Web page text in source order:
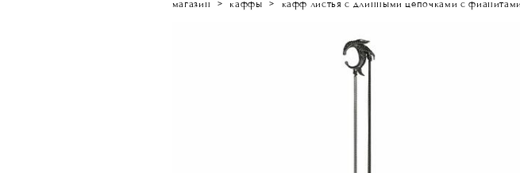
магазин > каффы > кафф листья с длинными цепочками с